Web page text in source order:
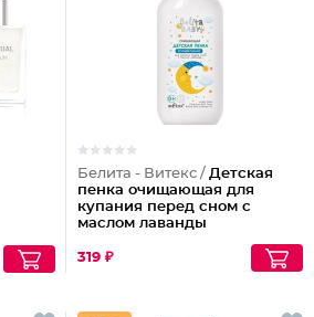
Белита - Витекс / Детская
пенка очищающая для
купания перед сном с
маслом лаванды
319 ₽